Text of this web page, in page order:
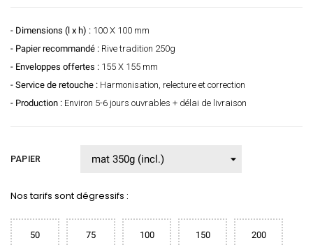
- Dimensions (l x h) : 100 X 100 mm
- Papier recommandé : Rive tradition 250g
- Enveloppes offertes : 155 X 155 mm
- Service de retouche : Harmonisation, relecture et correction
- Production : Environ 5-6 jours ouvrables + délai de livraison
PAPIER
Nos tarifs sont dégressifs :
50
75
100
150
200